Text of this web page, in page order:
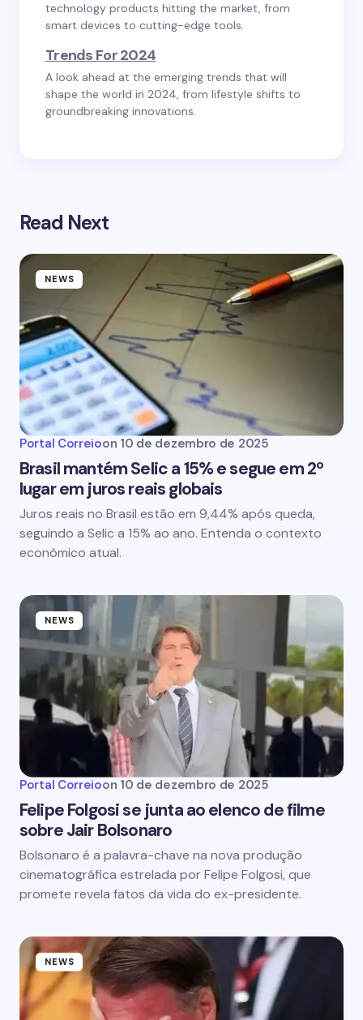
technology products hitting the market, from
smart devices to cutting-edge tools.
Trends For 2024
A look ahead at the emerging trends that will
shape the world in 2024, from lifestyle shifts to
groundbreaking innovations.
Read Next
NEWS
Portal Correioon 10 de dezembro de 2025
Brasil mantém Selic a 15% e segue em 2º
lugar em juros reais globais
Juros reais no Brasil estão em 9,44% após queda,
seguindo a Selic a 15% ao ano. Entenda o contexto
econômico atual.
NEWS
Portal Correioon 10 de dezembro de 2025
Felipe Folgosi se junta ao elenco de filme
sobre Jair Bolsonaro
Bolsonaro é a palavra-chave na nova produção
cinematográfica estrelada por Felipe Folgosi, que
promete revela fatos da vida do ex-presidente.
NEWS